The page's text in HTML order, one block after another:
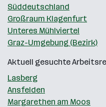
Süddeutschland
Großraum Klagenfurt
Unteres Mühlviertel
Graz-Umgebung (Bezirk)
Aktuell gesuchte
Lasberg
Ansfelden
Margarethen am Moos